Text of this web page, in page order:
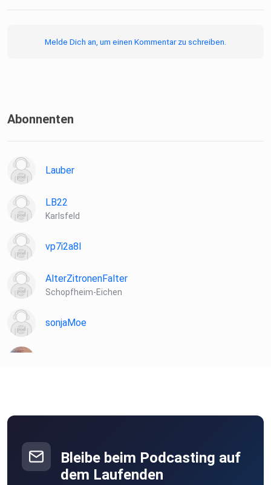
Melde Dich an, um einen Kommentar zu schreiben.
Abonnenten
Lauber
LB22
Karlsfeld
vp7i2a8l
AlterZitronenFalter
Schopfheim-Eichen
sonjaMoe
Amsterdam
JohannaE
Villach
Bleibe beim Podcasting auf
dem Laufenden